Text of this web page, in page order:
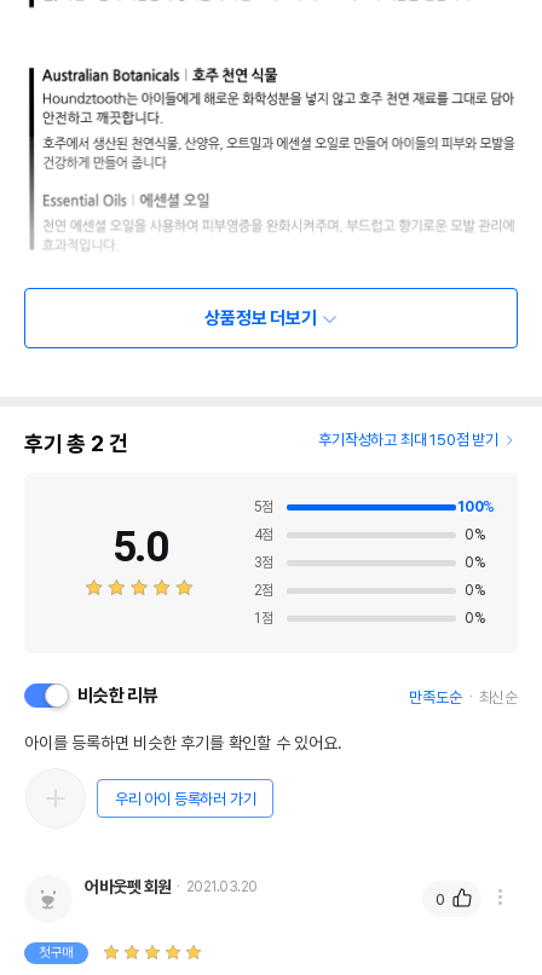
상품정보 더보기
후기 총 2 건 후기작성하고 최대 150점 받기
5.0
5점 100%
4점 0%
3점 0%
2점 0%
1 점 0%
비슷한 리뷰 만족도순 최신순
아이를 등록하면 비슷한 후기를 확인할 수 있어요.
우리 아이 등록하러 가기
어바웃펫 회원 2021.03.20
첫구매
0